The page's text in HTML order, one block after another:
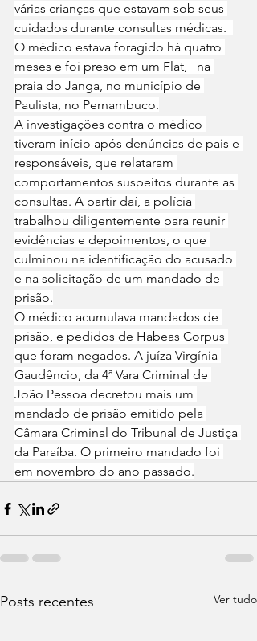
várias crianças que estavam sob seus
cuidados durante consultas médicas.
O médico estava foragido há quatro
meses e foi preso em um Flat,   na
praia do Janga, no município de
Paulista, no Pernambuco.
A investigações contra o médico
tiveram início após denúncias de pais e
responsáveis, que relataram
comportamentos suspeitos durante as
consultas. A partir daí, a polícia
trabalhou diligentemente para reunir
evidências e depoimentos, o que
culminou na identificação do acusado
e na solicitação de um mandado de
prisão.
O médico acumulava mandados de
prisão, e pedidos de Habeas Corpus
que foram negados. A juíza Virgínia
Gaudêncio, da 4ª Vara Criminal de
João Pessoa decretou mais um
mandado de prisão emitido pela
Câmara Criminal do Tribunal de Justiça
da Paraíba. O primeiro mandado foi
em novembro do ano passado.
Posts recentes Ver tudo